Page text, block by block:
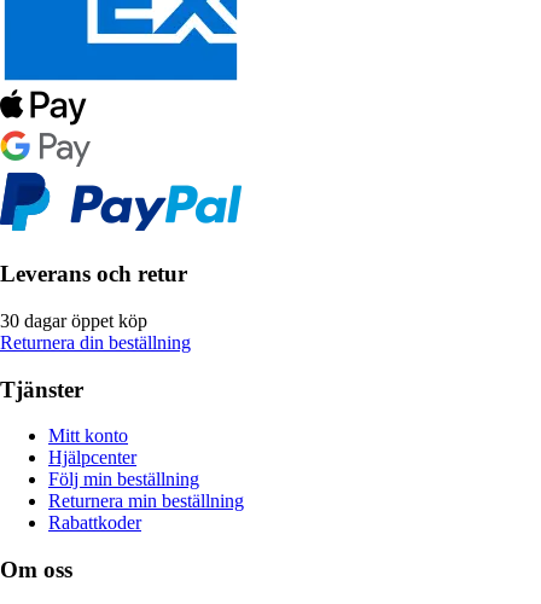
Leverans och retur
30 dagar öppet köp
Returnera din beställning
Tjänster
Mitt konto
Hjälpcenter
Följ min beställning
Returnera min beställning
Rabattkoder
Om oss